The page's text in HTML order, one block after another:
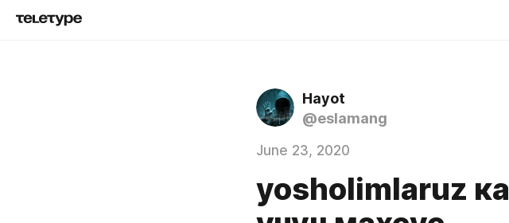
Hayot
@eslamang
June 23, 2020
yosholimlaruz